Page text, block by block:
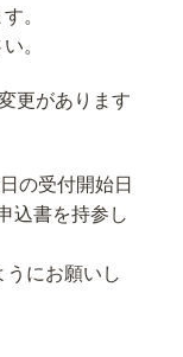
。
。
更があります
の受付開始日
込書を持参し
にお願いし